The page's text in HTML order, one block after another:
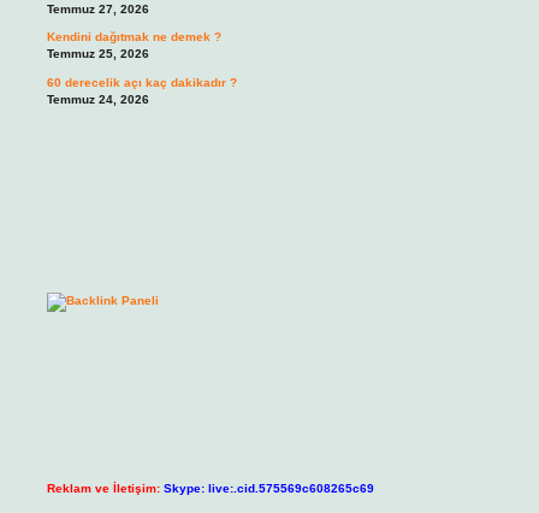
Temmuz 27, 2026
Kendini dağıtmak ne demek ?
Temmuz 25, 2026
60 derecelik açı kaç dakikadır ?
Temmuz 24, 2026
Reklam ve İletişim: Skype: live:.cid.575569c608265c69